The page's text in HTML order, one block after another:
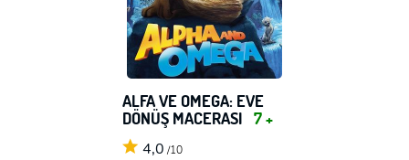
ALFA VE OMEGA: EVE
DÖNÜŞ MACERASI 7 +
4,0 /10